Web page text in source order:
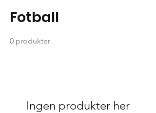
Fotball
0 produkter
Ingen produkter her